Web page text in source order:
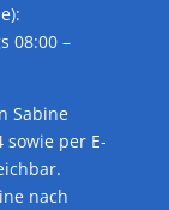
08:00 –
Sabine
sowie per E-
nach